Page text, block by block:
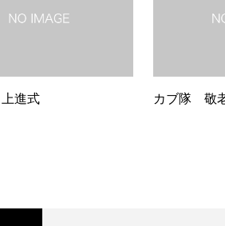
進式 カブ隊 敬